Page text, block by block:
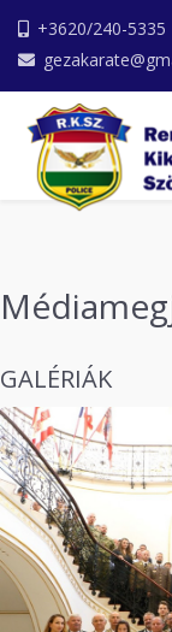
+3620/240-5335
GALÉRIÁK